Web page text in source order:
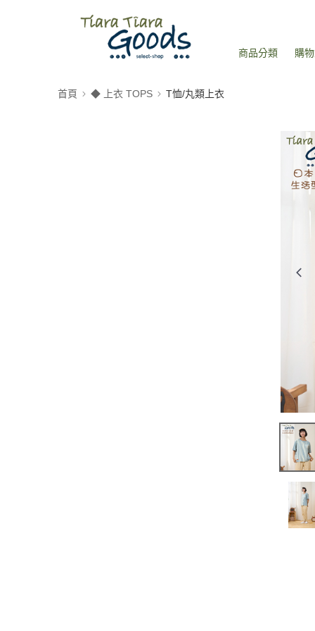
商品分類 購
首頁 ◆ 上衣 TOPS T恤/丸類上衣